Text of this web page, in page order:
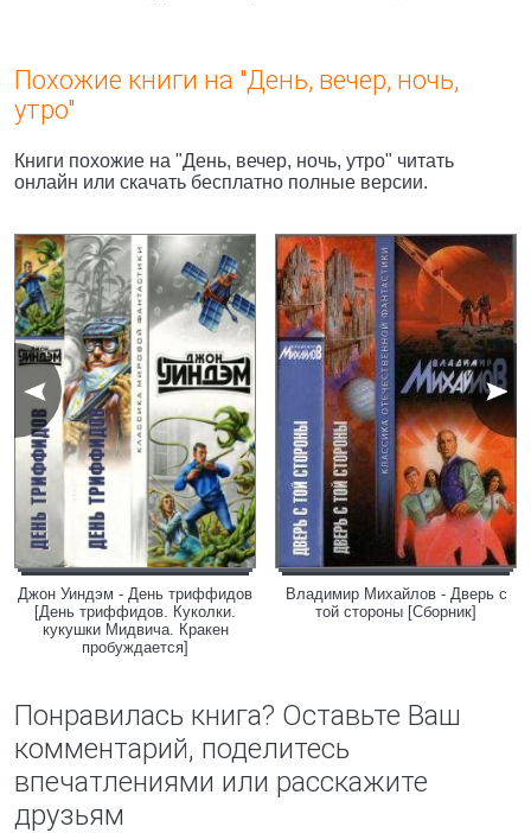
Похожие книги на "День, вечер, ночь,
утро"
Книги похожие на "День, вечер, ночь, утро" читать
онлайн или скачать бесплатно полные версии.
Джон Уиндэм - День триффидов
[День триффидов. Куколки.
кукушки Мидвича. Кракен
пробуждается]
Владимир Михайлов - Дверь с
той стороны [Сборник]
Понравилась книга? Оставьте Ваш
комментарий, поделитесь
впечатлениями или расскажите
друзьям